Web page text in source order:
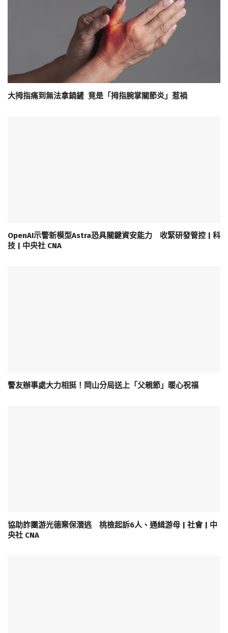
大拇指痛到無法拿鍋鏟 竟是「拇指腕掌關節炎」惹禍
OpenAI示警新模型Astra恐具關鍵資安能力 收緊研發管控 | 科
技 | 中央社 CNA
警友辦事處大力相挺！岡山分局送上「父親節」暖心祝福
協助詐團游光德棄保潛逃 桃檢起訴6人、通緝游母 | 社會 | 中
央社 CNA